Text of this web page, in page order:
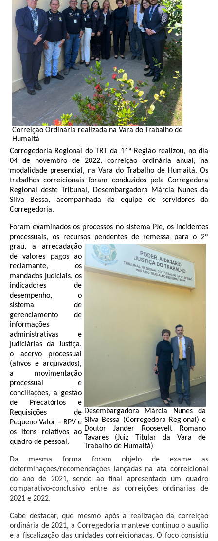
Juízes Substitutos
Diretores
Comitês
Comitê Gestor Regional do PJe
Comitê Gestor Regional do e-Gestão e de Tabelas
Processuais Unificadas
Comitê do Datajud
Comissão Regional de Pesquisa Judiciária e Ciência de
Dados
Comitê de Priorização do Primeiro Grau
Comissão de Uniformização de Jurisprudência
Comitê de Gestão de Pessoas
Comissão de Vitaliciamento
Comitê de Atenção Integral à Saúde de Magistrados e
Servidores
Comitê de Segurança Permanente
Comitê de Combate ao Trabalho Infantil e de Estímulo à
Aprendizagem
Comitê de Incentivo à Participação Institucional Feminina
no âmbito do TRT-11
Comitê de Prevenção e Enfrentamento do Assédio
Moral, do Assédio Sexual e da Discriminação
Comissão Permanente de Gestão Socioambiental
Comitê Gestor do Plano de Contratações e Aquisições
no Âmbito do TRT11
Grupo Operacional do Centro de Inteligência
Comitê de Equidade de Raça, Gênero e Diversidade
Comitê PopRuaJud
Comissão de Justiça Itinerante
Comissão Permanente de Avaliação Documental
Automação e IA
Governança
Governança de TI
Gestão Estratégica
Governança das Contratações Obras
Rede de Governança Colaborativa
Correição Ordinária realizada na Vara do Trabalho de
Humaitá
Corregedoria Regional do TRT da 11ª Região realizou, no dia
04 de novembro de 2022, correição ordinária anual, na
modalidade presencial, na Vara do Trabalho de Humaitá. Os
trabalhos correicionais foram conduzidos pela Corregedora
Regional deste Tribunal, Desembargadora Márcia Nunes da
Silva Bessa, acompanhada da equipe de servidores da
Corregedoria.
Foram examinados os processos no sistema PJe, os incidentes
processuais, os recursos pendentes de remessa
Desembargadora Márcia Nunes da
Silva Bessa (Corregedora Regional) e
Doutor Jander Roosevelt Romano
Tavares (Juiz Titular da Vara de
Trabalho de Humaitá)
para o 2º
grau, a arrecadação
de valores pagos ao
reclamante, os
mandados judiciais, os
indicadores de
desempenho, o
sistema de
gerenciamento de
informações
administrativas e
judiciárias da Justiça,
o acervo processual
(ativos e arquivados),
a movimentação
processual e
conciliações, a gestão
de Precatórios e
Requisições de
Pequeno Valor – RPV e
os itens relativos ao
quadro de pessoal.
Da mesma forma foram objeto de exame as
determinações/recomendações lançadas na ata correicional
do ano de 2021, sendo ao final apresentado um quadro
comparativo-conclusivo entre as correições ordinárias de
2021 e 2022.
Cabe destacar,que mesmo após a realização da correição
ordinária de 2021, a Corregedoria manteve contínuo o auxílio
e a fiscalização das unidades correicionadas. O foco consistiu